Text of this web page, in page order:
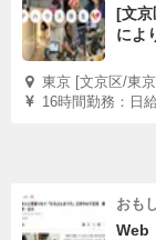
[文京
によ
東京 [文京区/東
16時間勤務：日
おも
Web